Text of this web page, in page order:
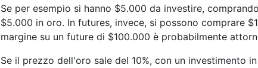
Se per esempio si hanno $5.000 da investire,
$5.000 in oro. In futures, invece, si possono comprare
margine su un future di $100.000 è probabilmente
Se il prezzo dell'oro sale del 10%, con un investimento